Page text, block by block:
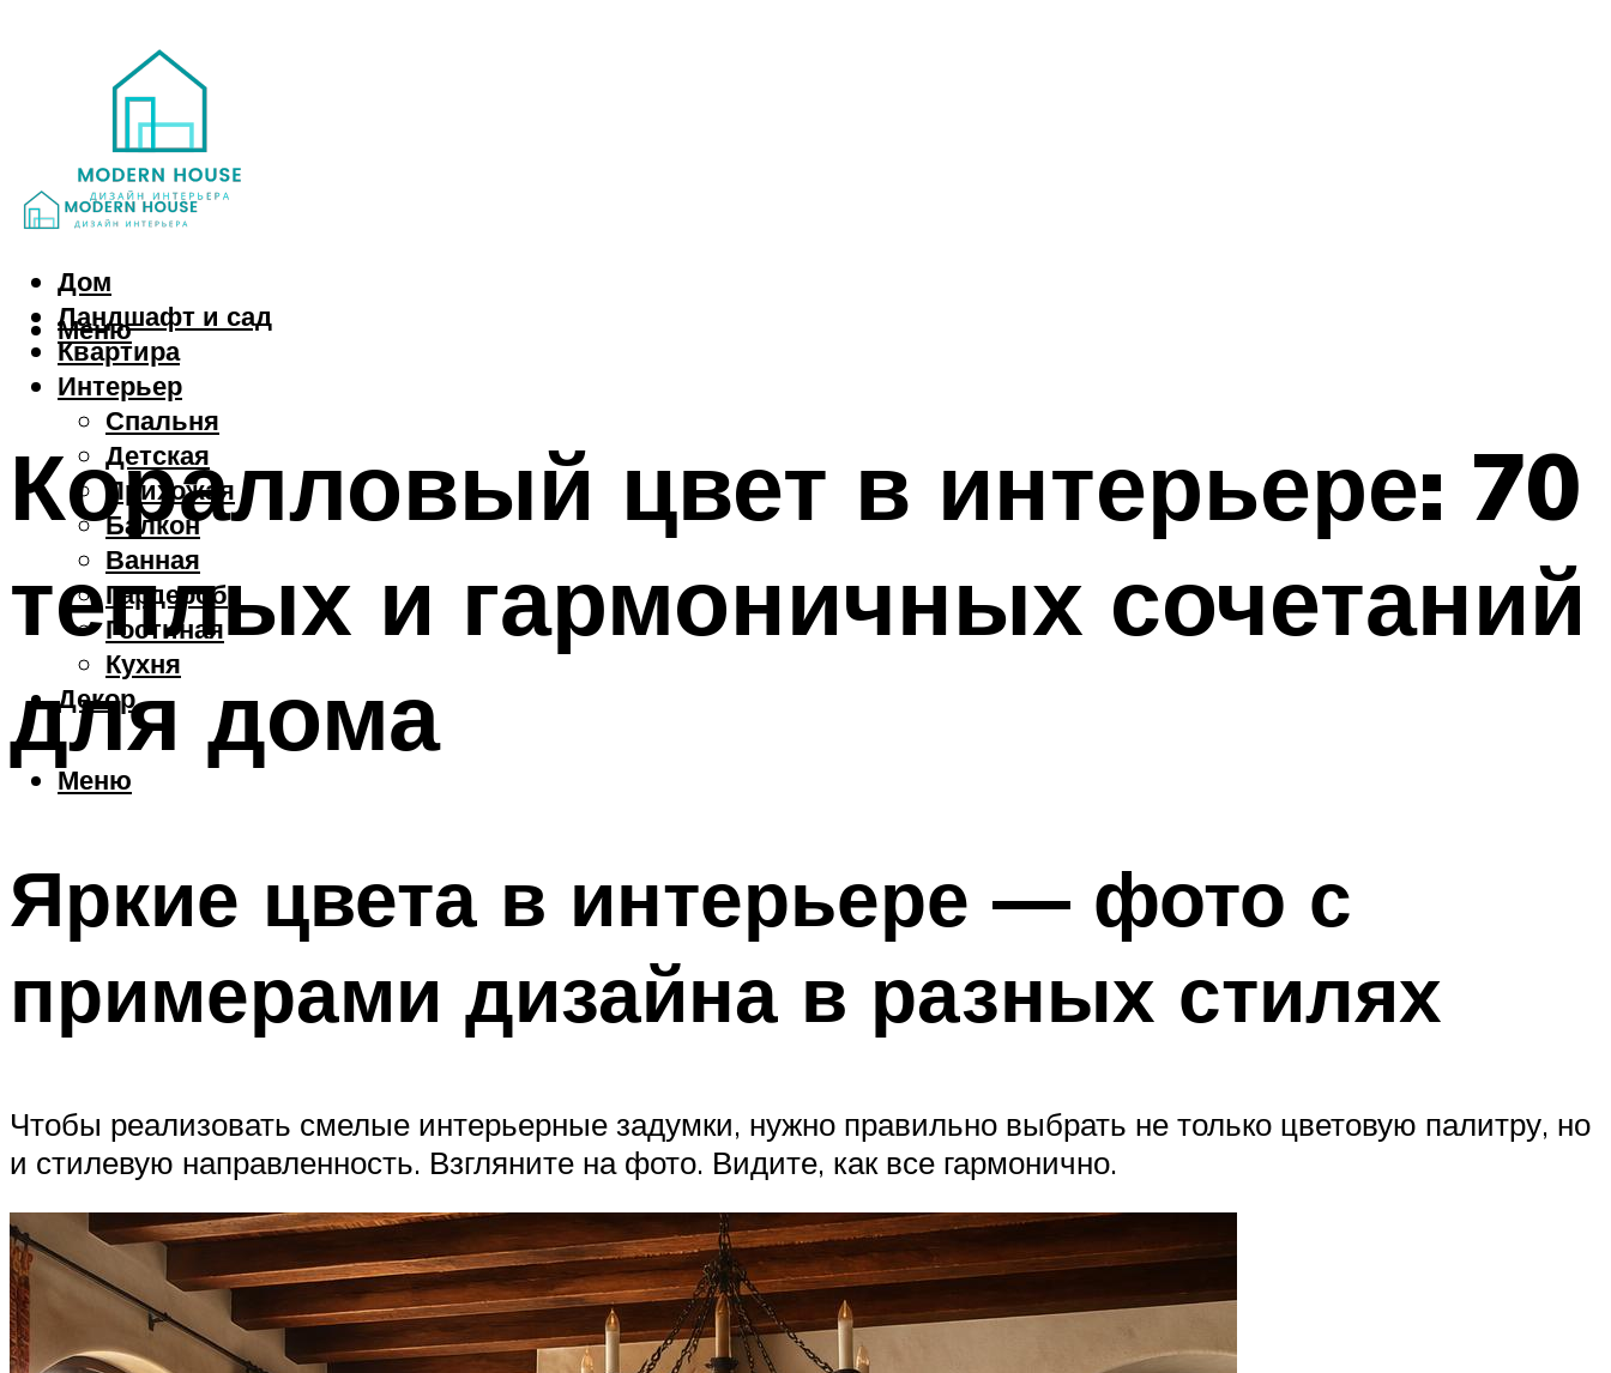
Дом
Ландшафт и сад
Квартира
Интерьер
Спальня
Детская
Прихожая
Балкон
Ванная
Гардероб
Гостиная
Кухня
Декор
Меню
Меню
Коралловый цвет в интерьере: 70
теплых и гармоничных сочетаний
для дома
Яркие цвета в интерьере — фото с
примерами дизайна в разных стилях
Чтобы реализовать смелые интерьерные задумки, нужно правильно выбрать не только цветовую палитру, но
и стилевую направленность. Взгляните на фото. Видите, как все гармонично.